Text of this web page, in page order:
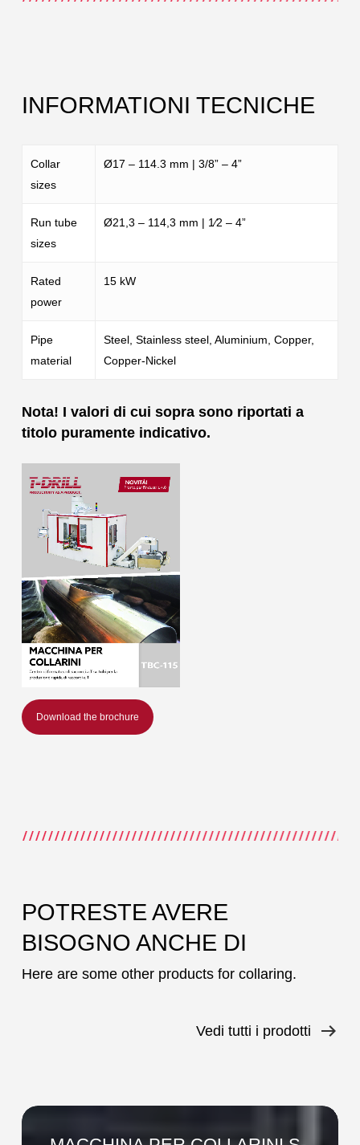
INFORMATIONI TECNICHE
Collar
sizes
Ø17 – 114.3 mm | 3/8” – 4”
Run tube
sizes
Ø21,3 – 114,3 mm | 1⁄2 – 4”
Rated
power
15 kW
Pipe
material
Steel, Stainless steel, Aluminium, Copper,
Copper-Nickel
Nota! I valori di cui sopra sono riportati a
titolo puramente indicativo.
Download the brochure
POTRESTE AVERE
BISOGNO ANCHE DI
Here are some other products for collaring.
Vedi tutti i prodotti
MACCHINA